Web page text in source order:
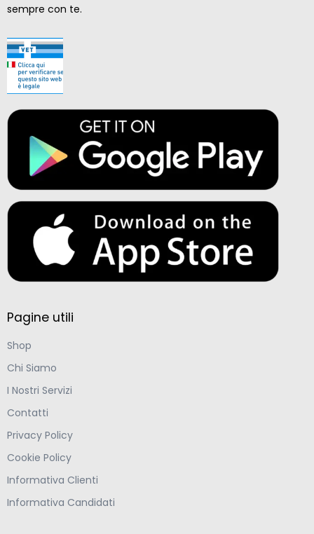
sempre con te.
Pagine utili
Shop
Chi Siamo
I Nostri Servizi
Contatti
Privacy Policy
Cookie Policy
Informativa Clienti
Informativa Candidati